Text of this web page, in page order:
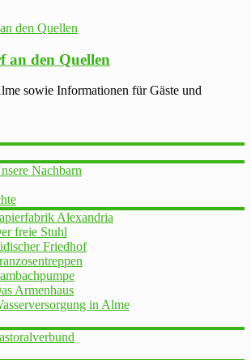
an den Quellen
sowie Informationen für Gäste und
Nachbarn
Alexandria
freie Stuhl
Friedhof
Armenhaus
in Alme